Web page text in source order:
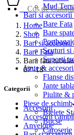
Mud
Bari si accesorii
Bare Fata
Bare
Scuturi si
Suporti
Jante &
Flanse
Jante tabla
Piulite &
Piese de schimb
Bielete
Bucse
Caroserie
Coș de
Home
Shop
Bari si accesorii
Bare Fata
Bara fata
07′-18′
Categorii
Accesorii
Accesorii
Anvelope